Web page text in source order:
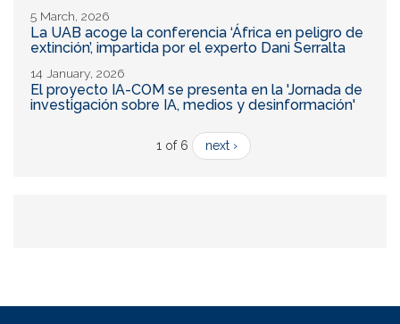
5 March, 2026
La UAB acoge la conferencia ‘África en peligro de
extinción’, impartida por el experto Dani Serralta
14 January, 2026
El proyecto IA-COM se presenta en la 'Jornada de
investigación sobre IA, medios y desinformación'
1 of 6 next ›